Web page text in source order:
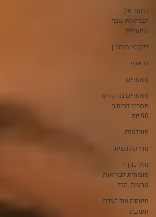
לחזור אל
הבריאות שבך -
שיעורים
ליקוטי מוהר"ן
לראשי
מאמרים
מאמרים מהקורס
מסביב לבית ב-
90 יום
מובלטים
מוזיקה נשית
מזל כהן -
מומחית לבריאות
טבעית, הרז
מיומנה של בעלת
תשובה